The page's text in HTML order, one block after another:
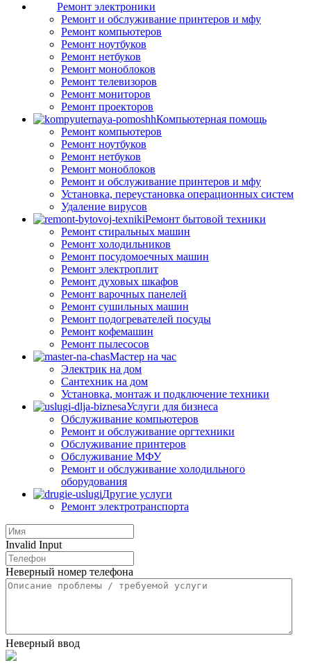
Ремонт электроники
Ремонт и обслуживание принтеров и мфу
Ремонт компьютеров
Ремонт ноутбуков
Ремонт нетбуков
Ремонт моноблоков
Ремонт телевизоров
Ремонт мониторов
Ремонт проекторов
Компьютерная помощь
Ремонт компьютеров
Ремонт ноутбуков
Ремонт нетбуков
Ремонт моноблоков
Ремонт и обслуживание принтеров и мфу
Установка, переустановка операционных систем
Удаление вирусов
Ремонт бытовой техники
Ремонт стиральных машин
Ремонт холодильников
Ремонт посудомоечных машин
Ремонт электроплит
Ремонт духовых шкафов
Ремонт варочных панелей
Ремонт сушильных машин
Ремонт подогревателей посуды
Ремонт кофемашин
Ремонт пылесосов
Мастер на час
Электрик на дом
Сантехник на дом
Установка, монтаж и подключение техники
Услуги для бизнеса
Обслуживание компьютеров
Ремонт и обслуживание оргтехники
Обслуживание принтеров
Обслуживание МФУ
Ремонт и обслуживание холодильного
оборудования
Другие услуги
Ремонт электротранспорта
Invalid Input
Неверный номер телефона
Неверный ввод